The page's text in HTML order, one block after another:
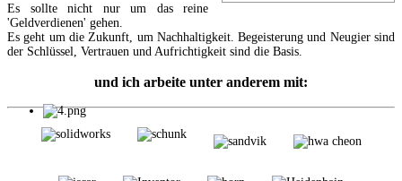
Es sollte nicht nur um das reine
'Geldverdienen' gehen.
Es geht um die Zukunft, um Nachhaltigkeit. Begeisterung und Neugier sind
der Schlüssel, Vertrauen und Aufrichtigkeit sind die Basis.
und ich arbeite unter anderem mit: